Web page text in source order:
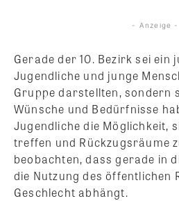
- Anzeige -
Gerade der 10. Bezirk sei ein
Jugendliche und junge
Gruppe darstellten, sondern
Wünsche und Bedürfnisse
Jugendliche die Möglichkeit,
treffen und Rückzugsräume
beobachten, dass gerade in
die Nutzung des öffentlichen
Geschlecht abhängt.